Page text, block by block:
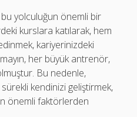
yolculuğun önemli bir
kurslara katılarak, hem
kariyerinizdeki
her büyük antrenör,
Bu nedenle,
kendinizi geliştirmek,
önemli faktörlerden